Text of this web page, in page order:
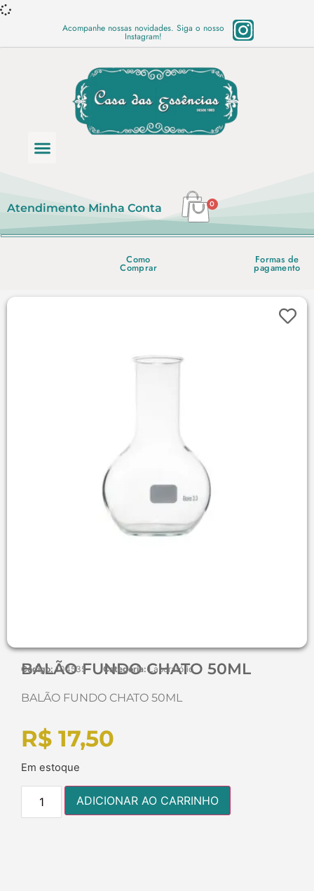
Acompanhe nossas novidades. Siga o nosso
Instagram!
Atendimento Minha Conta 0
Como
Comprar
Formas de
pagamento
BALÃO FUNDO CHATO 50ML
Código:104535 Categoria: Laboratório
BALÃO FUNDO CHATO 50ML
R$ 17,50
Em estoque
ADICIONAR AO CARRINHO